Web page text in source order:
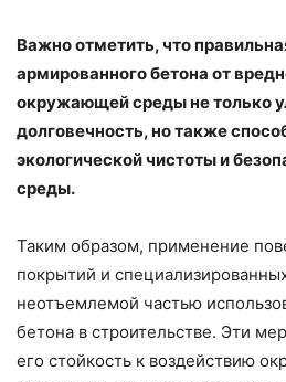
Важно отметить, что
армированного бетона от
окружающей среды не только
долговечность, но также
экологической чистоты и
среды.
Таким образом, применение
покрытий и
неотъемлемой частью
бетона в строительстве. Эти
его стойкость к воздействию